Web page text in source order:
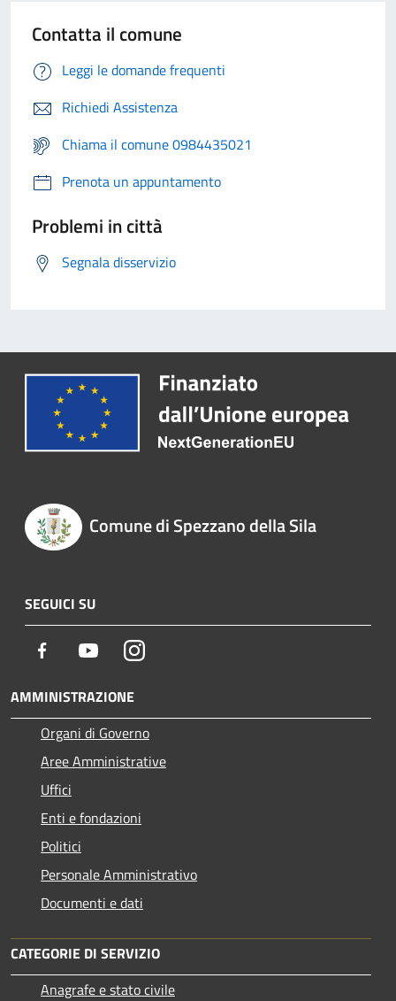
Contatta il comune
Leggi le domande frequenti
Richiedi Assistenza
Chiama il comune 0984435021
Prenota un appuntamento
Problemi in città
Segnala disservizio
Comune di Spezzano della Sila
SEGUICI SU
Facebook YoutubeInstagram
AMMINISTRAZIONE
Organi di Governo
Aree Amministrative
Uffici
Enti e fondazioni
Politici
Personale Amministrativo
Documenti e dati
CATEGORIE DI SERVIZIO
Anagrafe e stato civile